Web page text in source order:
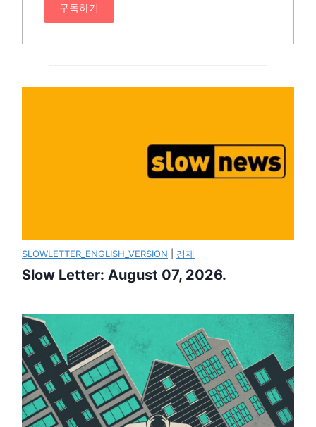
구독하기
SLOWLETTER_ENGLISH_VERSION 경제
Slow Letter: August 07, 2026.